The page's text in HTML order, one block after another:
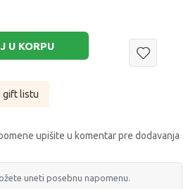
U KORPU
gift listu
upišite u komentar pre dodavanja